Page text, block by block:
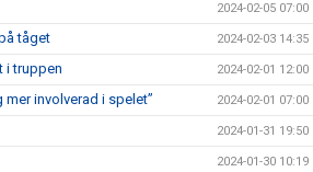
2024-02-05 07:00
tåget 2024-02-03 14:35
i truppen 2024-02-01 12:00
mer involverad i spelet” 2024-02-01 07:00
2024-01-31 19:50
2024-01-30 10:19